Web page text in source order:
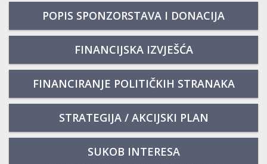
POPIS SPONZORSTAVA I DONACIJA
FINANCIJSKA IZVJEŠĆA
FINANCIRANJE POLITIČKIH STRANAKA
STRATEGIJA / AKCIJSKI PLAN
SUKOB INTERESA